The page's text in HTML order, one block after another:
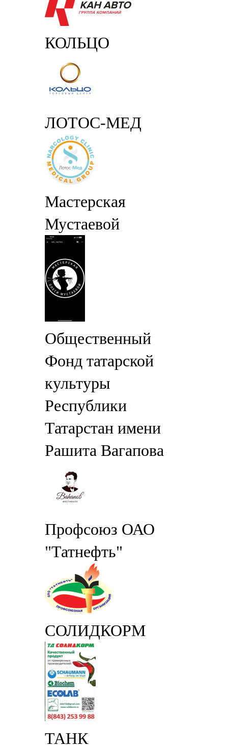
КОЛЬЦО
ЛОТОС-МЕД
Мастерская
Мустаевой
Общественный
Фонд татарской
культуры
Республики
Татарстан имени
Рашита Вагапова
Профсоюз ОАО
"Татнефть"
СОЛИДКОРМ
ТАНК